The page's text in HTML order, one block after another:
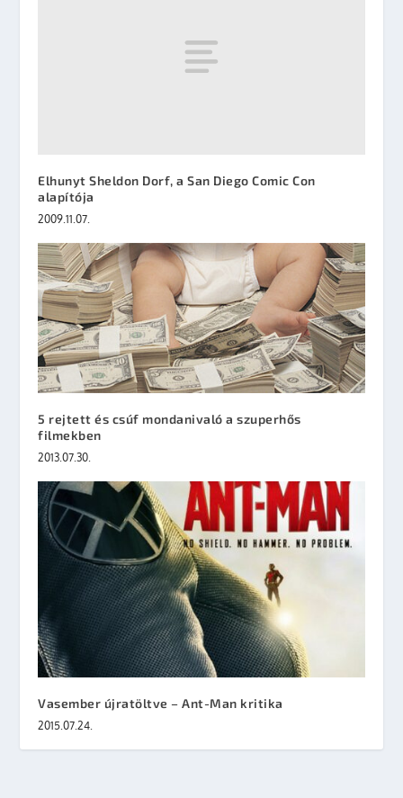
Elhunyt Sheldon Dorf, a San Diego Comic Con
alapítója
2009.11.07.
5 rejtett és csúf mondanivaló a szuperhős
filmekben
2013.07.30.
Vasember újratöltve – Ant-Man kritika
2015.07.24.